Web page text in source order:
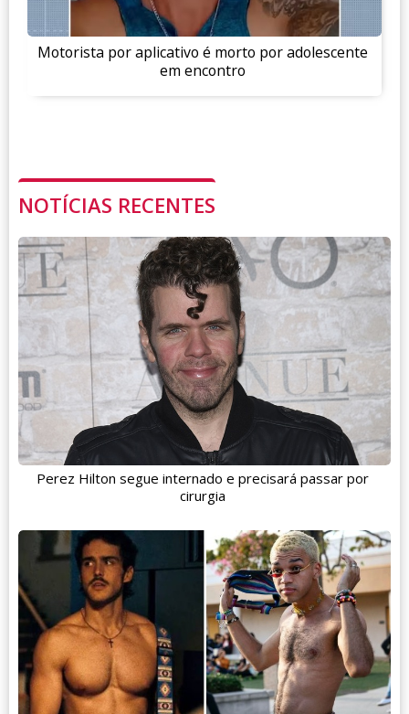
Motorista por aplicativo é morto por adolescente
em encontro
NOTÍCIAS RECENTES
Perez Hilton segue internado e precisará passar por
cirurgia